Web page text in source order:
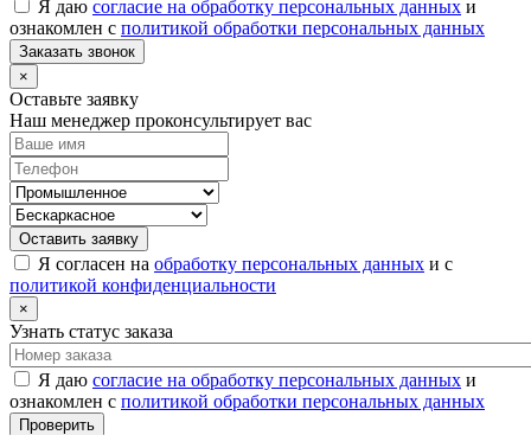
Я даю согласие на обработку персональных данных и
ознакомлен с политикой обработки персональных данных
Заказать звонок
×
Оставьте заявку
Наш менеджер проконсультирует вас
Оставить заявку
Я согласен на обработку персональных данных и с
политикой конфиденциальности
×
Узнать статус заказа
Я даю согласие на обработку персональных данных и
ознакомлен с политикой обработки персональных данных
Проверить